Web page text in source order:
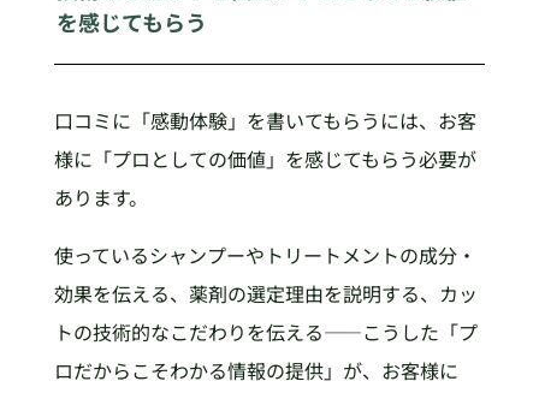
を感じてもらう
口コミに「感動体験」を書いてもらうには、お客
様に「プロとしての価値」を感じてもらう必要が
あります。
使っているシャンプーやトリートメントの成分・
効果を伝える、薬剤の選定理由を説明する、カッ
トの技術的なこだわりを伝える——こうした「プ
ロだからこそわかる情報の提供」が、お客様に